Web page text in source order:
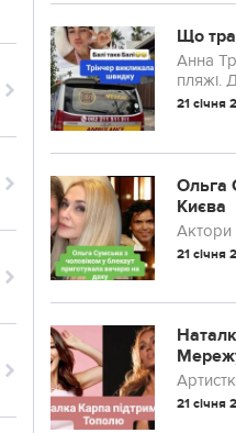
Що
Анна
пляжі.
21 січня
Ольга
Києва
Актори
21 січня
21 січня